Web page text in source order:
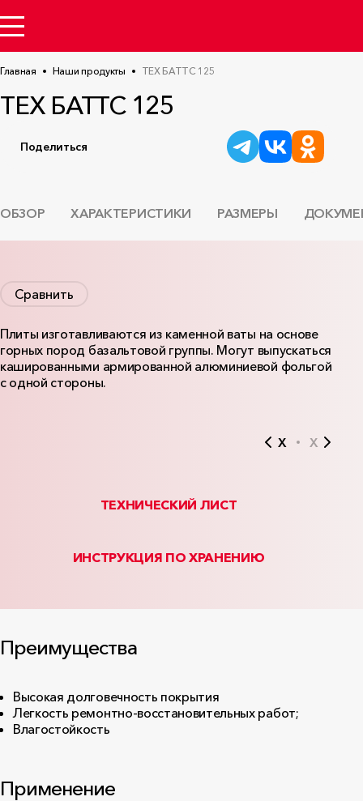
Главная Наши продукты ТЕХ БАТТС 125
ТЕХ БАТТС 125
Поделиться
ОБЗОР ХАРАКТЕРИСТИКИ РАЗМЕРЫ
Сравнить
Плиты изготавливаются из каменной ваты на основе
горных пород базальтовой группы. Могут выпускаться
кашированными армированной алюминиевой фольгой
с одной стороны.
ТЕХНИЧЕСКИЙ ЛИСТ
ИНСТРУКЦИЯ ПО ХРАНЕНИЮ
X X
Преимущества
Высокая долговечность покрытия
Легкость ремонтно-восстановительных работ;
Влагостойкость
Применение